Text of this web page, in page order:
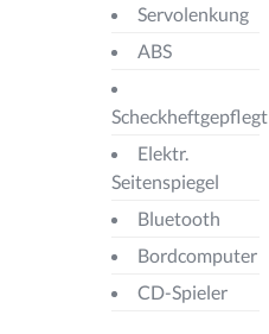
Servolenkung
ABS
Scheckheftgepflegt
Elektr.
Seitenspiegel
Bluetooth
Bordcomputer
CD-Spieler